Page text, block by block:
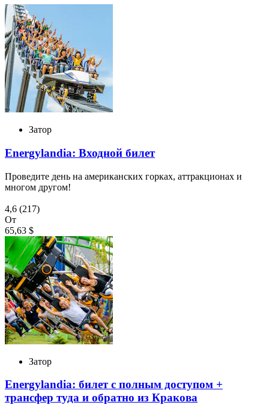
Затор
Energylandia: Входной билет
Проведите день на американских горках, аттракционах и
многом другом!
4,6 (217)
От
65,63 $
Затор
Energylandia: билет с полным доступом +
трансфер туда и обратно из Кракова